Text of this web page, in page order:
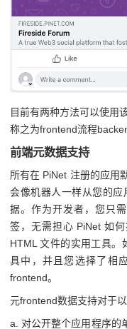
目前有两种方法可以使用
称之为frontend流程
前端元数据支持
所有在 PiNet 注册的应用
会像机器人一样从您的
据。作为开发者，您只
签，无需担心 PiNet 如
HTML 文件的实用工具。
具中，并且您选择了相
frontend。
元frontend数据支持对于
a. 对公开整个应用程序的